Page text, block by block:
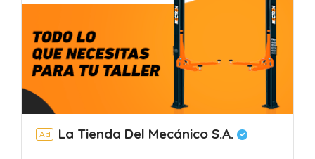
Ad La Tienda Del Mecánico S.A.